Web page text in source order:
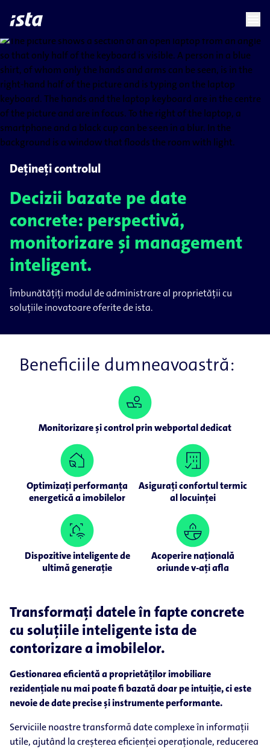
languagechevron_right
Dețineți controlul
Decizii bazate pe date
concrete: perspectivă,
monitorizare și management
inteligent.
Îmbunătățiți modul de administrare al proprietății cu
soluțiile inovatoare oferite de ista.
Beneficiile dumneavoastră:
Monitorizare și control prin webportal dedicat
Optimizați performanța
energetică a imobilelor
Asigurați confortul termic
al locuinței
Dispozitive inteligente de
ultimă generație
Acoperire națională
oriunde v-ați afla
Transformați datele în fapte concrete
cu soluțiile inteligente ista de
contorizare a imobilelor.
Gestionarea eficientă a proprietăților imobiliare
rezidențiale nu mai poate fi bazată doar pe intuiție, ci este
nevoie de date precise și instrumente performante.
Serviciile noastre transformă date complexe în informații
utile, ajutând la creșterea eficienței operaționale, reducerea